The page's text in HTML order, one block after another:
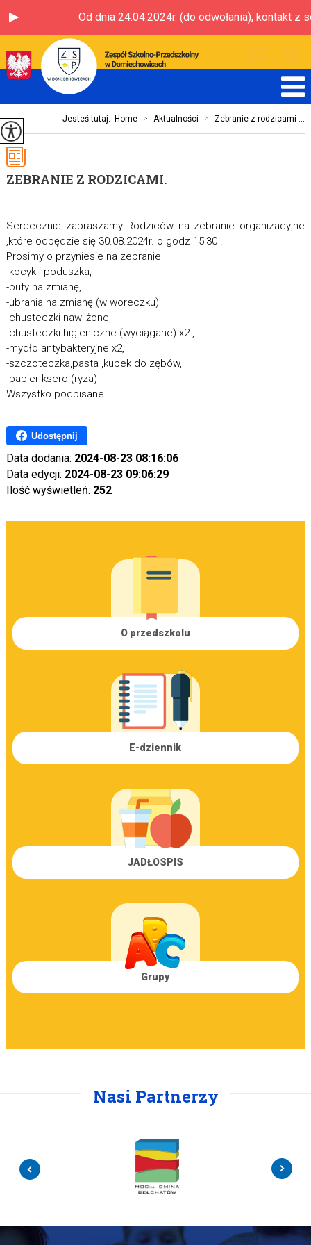
Od dnia 24.04.2024r. (do odwołania), kontakt z
Jesteś tutaj: Home > Aktualności > Zebranie z rodzicami ...
ZEBRANIE Z RODZICAMI.
Serdecznie zapraszamy Rodziców na zebranie organizacyjne
,które odbędzie się 30.08.2024r. o godz 15:30 .
Prosimy o przyniesie na zebranie :
-kocyk i poduszka,
-buty na zmianę,
-ubrania na zmianę (w woreczku)
-chusteczki nawilżone,
-chusteczki higieniczne (wyciągane) x2.,
-mydło antybakteryjne x2,
-szczoteczka,pasta ,kubek do zębów,
-papier ksero (ryza)
Wszystko podpisane.
Udostępnij
Data dodania: 2024-08-23 08:16:06
Data edycji: 2024-08-23 09:06:29
Ilość wyświetleń: 252
O przedszkolu
E-dziennik
JADŁOSPIS
Grupy
Nasi Partnerzy